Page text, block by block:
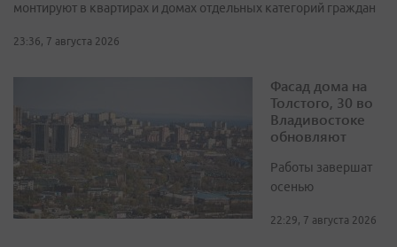
монтируют в квартирах и домах отдельных категорий граждан
23:36, 7 августа 2026
Фасад дома на
Толстого, 30 во
Владивостоке
обновляют
Работы завершат
осенью
22:29, 7 августа 2026